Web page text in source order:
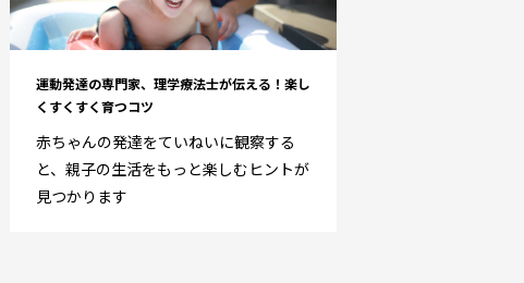
運動発達の専門家、理学療法士が伝える！楽し
くすくすく育つコツ
赤ちゃんの発達をていねいに観察する
と、親子の生活をもっと楽しむヒントが
見つかります